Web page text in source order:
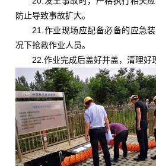
防止导致事故扩大。
21.作业现场应配备必备的应急
况下抢救作业人员。
22.作业完成后盖好井盖，清理好